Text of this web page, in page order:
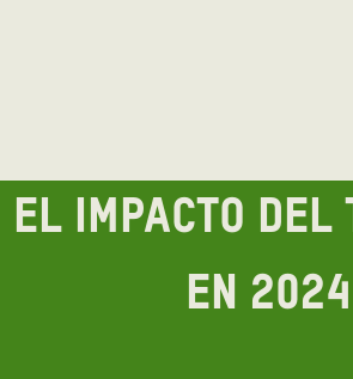
EL IMPACTO DEL
EN 2024